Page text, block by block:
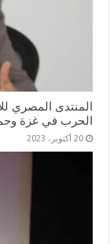
المنتدى المصري
الحرب في غزة
20 أكتوبر، 2023